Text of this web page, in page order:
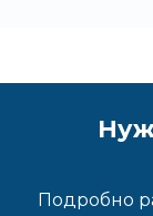
Подробно